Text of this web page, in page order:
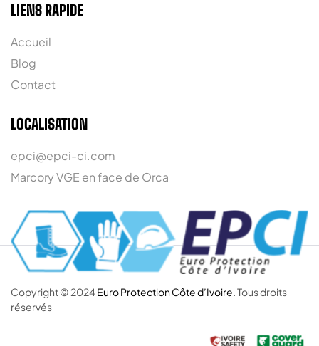
LIENS RAPIDE
Accueil
Blog
Contact
LOCALISATION
epci@epci-ci.com
Marcory VGE en face de Orca
Copyright © 2024 Euro Protection Côte d’Ivoire.Tous droits
réservés